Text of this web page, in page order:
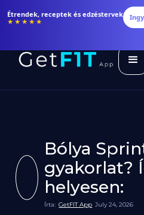
Étrendek, receptek és edzéstervek
★★★★★
Bólya
gyakorlat?
helyesen:
Írta: GetFIT App July 24, 2026